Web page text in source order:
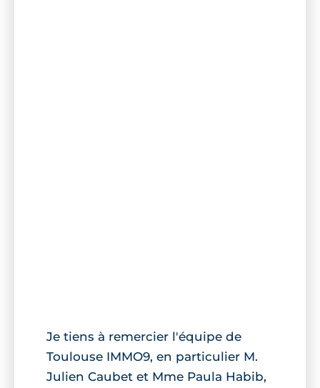
Je tiens à remercier l'équipe de
Toulouse IMMO9, en particulier M.
Julien Caubet et Mme Paula Habib,